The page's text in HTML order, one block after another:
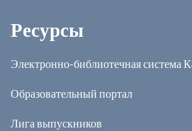
Ресурсы
Электронно-библиотечная система
Образовательный портал
Лига выпускников